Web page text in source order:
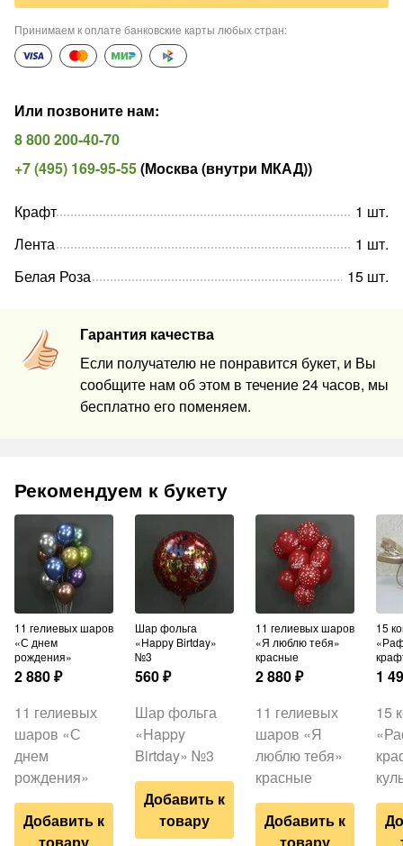
Принимаем к оплате банковские карты любых стран:
Или позвоните нам:
8 800 200-40-70
+7 (495) 169-95-55(Москва (внутри МКАД))
Гарантия качества
Если получателю не понравится букет, и Вы
сообщите нам об этом в течение 24 часов, мы
бесплатно его поменяем.
Крафт 1 шт.
Лента
1 шт.
Белая Роза
15 шт.
Рекомендуем к букету
11 гелиевых шаров
«С днем
рождения»
2 880₽
11 гелиевых
шаров «С
днем
рождения»
Добавить к
Шар фольга
«Happy Birtday»
№3
560₽
Шар фольга
«Happy
Birtday» №3
Добавить к
товару
11 гелиевых шаров
«Я люблю тебя»
красные
2 880₽
11 гелиевых
шаров «Я
люблю тебя»
красные
Добавить к
15 конфет
1
15